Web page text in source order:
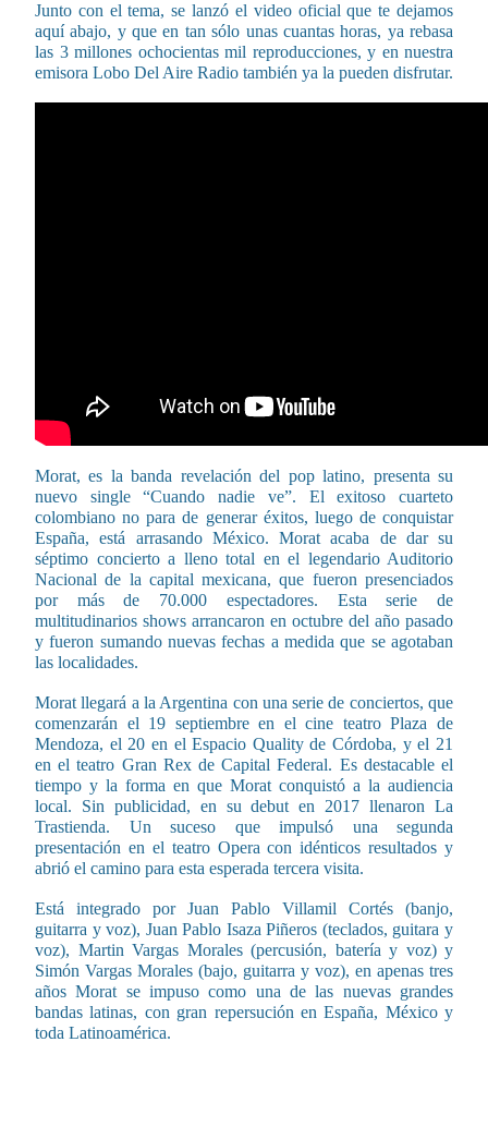
Junto con el tema, se lanzó el video oficial que te dejamos
aquí abajo, y que en tan sólo unas cuantas horas, ya rebasa
las 3 millones ochocientas mil reproducciones, y en nuestra
emisora Lobo Del Aire Radio también ya la pueden disfrutar.
Morat, es la banda revelación del pop latino, presenta su
nuevo single “Cuando nadie ve”. El exitoso cuarteto
colombiano no para de generar éxitos, luego de conquistar
España, está arrasando México. Morat acaba de dar su
séptimo concierto a lleno total en el legendario Auditorio
Nacional de la capital mexicana, que fueron presenciados
por más de 70.000 espectadores. Esta serie de
multitudinarios shows arrancaron en octubre del año pasado
y fueron sumando nuevas fechas a medida que se agotaban
las localidades.
Morat llegará a la Argentina con una serie de conciertos, que
comenzarán el 19 septiembre en el cine teatro Plaza de
Mendoza, el 20 en el Espacio Quality de Córdoba, y el 21
en el teatro Gran Rex de Capital Federal. Es destacable el
tiempo y la forma en que Morat conquistó a la audiencia
local. Sin publicidad, en su debut en 2017 llenaron La
Trastienda. Un suceso que impulsó una segunda
presentación en el teatro Opera con idénticos resultados y
abrió el camino para esta esperada tercera visita.
Está integrado por Juan Pablo Villamil Cortés (banjo,
guitarra y voz), Juan Pablo Isaza Piñeros (teclados, guitara y
voz), Martin Vargas Morales (percusión, batería y voz) y
Simón Vargas Morales (bajo, guitarra y voz), en apenas tres
años Morat se impuso como una de las nuevas grandes
bandas latinas, con gran repersución en España, México y
toda Latinoamérica.